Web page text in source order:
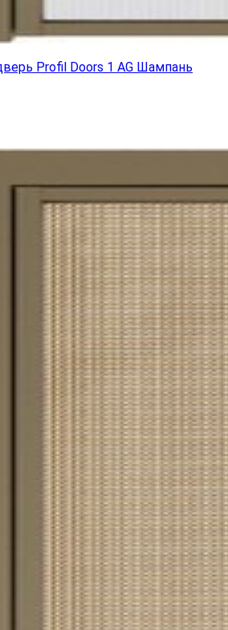
Profil Doors 1 AG Шампань